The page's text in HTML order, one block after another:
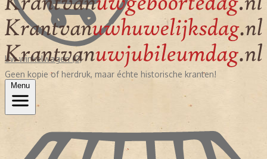
Uw winkelwagen (0)
Geen kopie of herdruk, maar échte historische kranten!
Menu